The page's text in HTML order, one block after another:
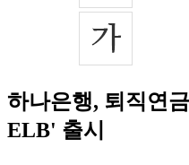
하나은행, 퇴직연
ELB' 출시